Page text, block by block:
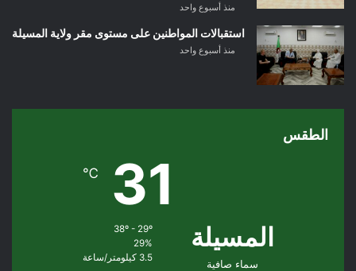
منذ أسبوع واحد
استقبالات المواطنين على مستوى مقر ولاية المسيلة
منذ أسبوع واحد
الطقس
المسيلة
سماء صافية
31
℃
38º - 29º
29%
3.5 كيلومتر/ساعة